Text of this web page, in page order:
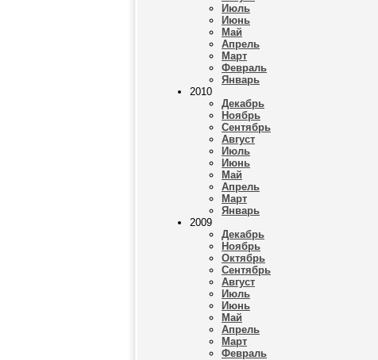
Июль
Июнь
Май
Апрель
Март
Февраль
Январь
2010
Декабрь
Ноябрь
Сентябрь
Август
Июль
Июнь
Май
Апрель
Март
Январь
2009
Декабрь
Ноябрь
Октябрь
Сентябрь
Август
Июль
Июнь
Май
Апрель
Март
Февраль